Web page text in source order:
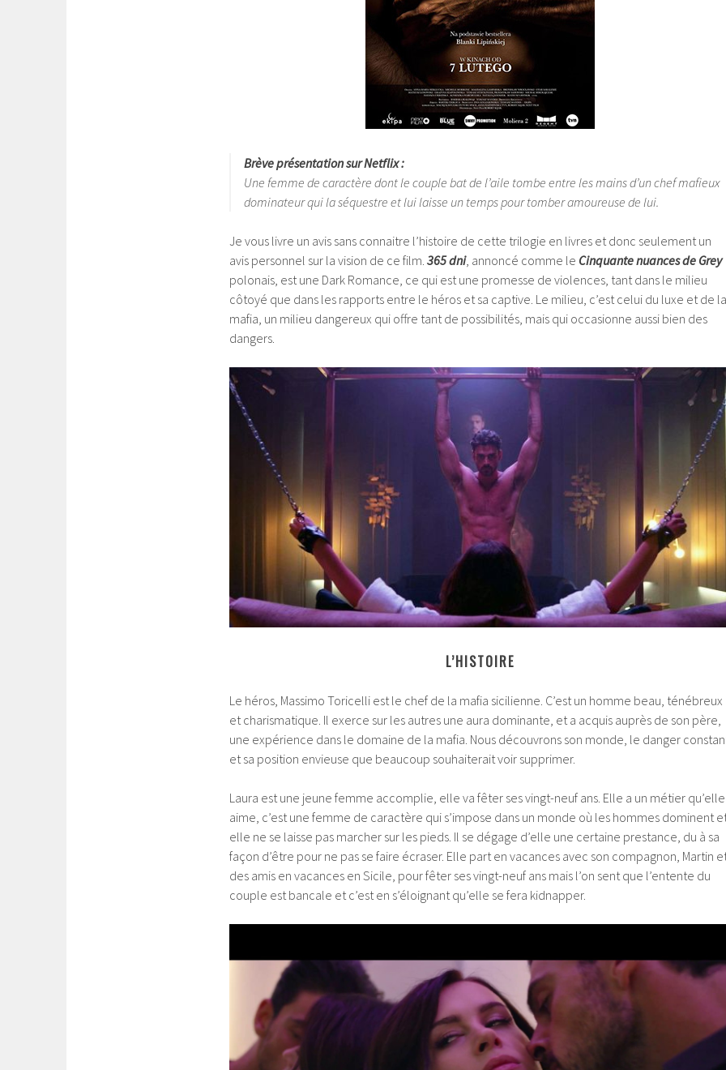
Brève présentation sur Netflix :
Une femme de caractère dont le couple bat de l’aile tombe entre les mains d’un chef mafieux
dominateur qui la séquestre et lui laisse un temps pour tomber amoureuse de lui.
Je vous livre un avis sans connaitre l’histoire de cette trilogie en livres et donc seulement un
avis personnel sur la vision de ce film. 365 dni, annoncé comme le Cinquante nuances de Grey
polonais, est une Dark Romance, ce qui est une promesse de violences, tant dans le milieu
côtoyé que dans les rapports entre le héros et sa captive. Le milieu, c’est celui du luxe et de la
mafia, un milieu dangereux qui offre tant de possibilités, mais qui occasionne aussi bien des
dangers.
L’HISTOIRE
Le héros, Massimo Toricelli est le chef de la mafia sicilienne. C’est un homme beau, ténébreux
et charismatique. Il exerce sur les autres une aura dominante, et a acquis auprès de son père,
une expérience dans le domaine de la mafia. Nous découvrons son monde, le danger
et sa position envieuse que beaucoup souhaiterait voir supprimer.
Laura est une jeune femme accomplie, elle va fêter ses vingt-neuf ans. Elle a un métier qu’elle
aime, c’est une femme de caractère qui s’impose dans un monde où les hommes dominent
elle ne se laisse pas marcher sur les pieds. Il se dégage d’elle une certaine prestance, du à sa
façon d’être pour ne pas se faire écraser. Elle part en vacances avec son compagnon, Martin
des amis en vacances en Sicile, pour fêter ses vingt-neuf ans mais l’on sent que l’entente du
couple est bancale et c’est en s’éloignant qu’elle se fera kidnapper.